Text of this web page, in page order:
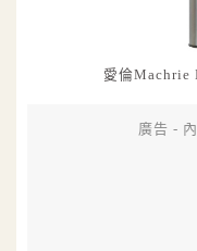
愛倫Machrie
廣告 -